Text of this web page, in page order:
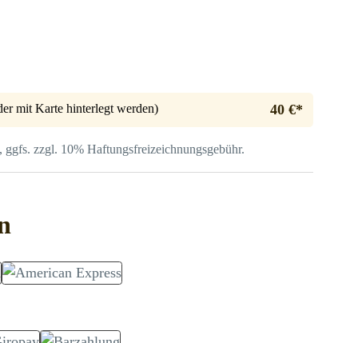
mit Karte hinterlegt werden) 40 €*
zzgl. 10% Haftungs­freizeichnungsgebühr.